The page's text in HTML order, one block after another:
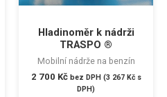
Hladinoměr k nádrži
TRASPO ®
Mobilní nádrže na benzín
2 700 Kč bez DPH (3 267 Kčs
DPH)